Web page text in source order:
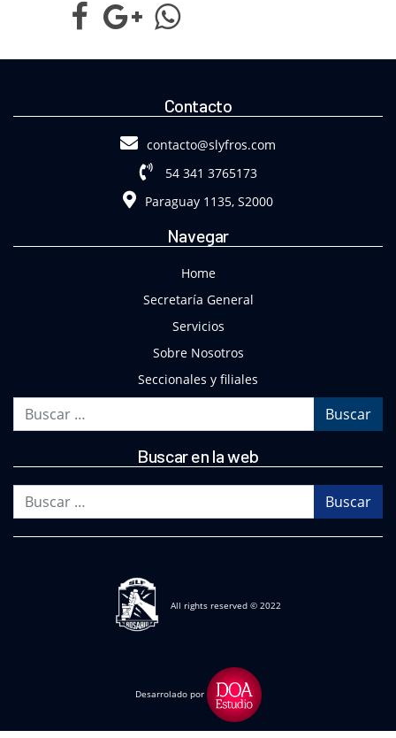
Contacto
contacto@slyfros.com
54 341 3765173
Paraguay 1135, S2000
Navegar
Home
Secretaría General
Servicios
Sobre Nosotros
Seccionales y filiales
Buscar en la web
All rights reserved © 2022
Desarrolado por